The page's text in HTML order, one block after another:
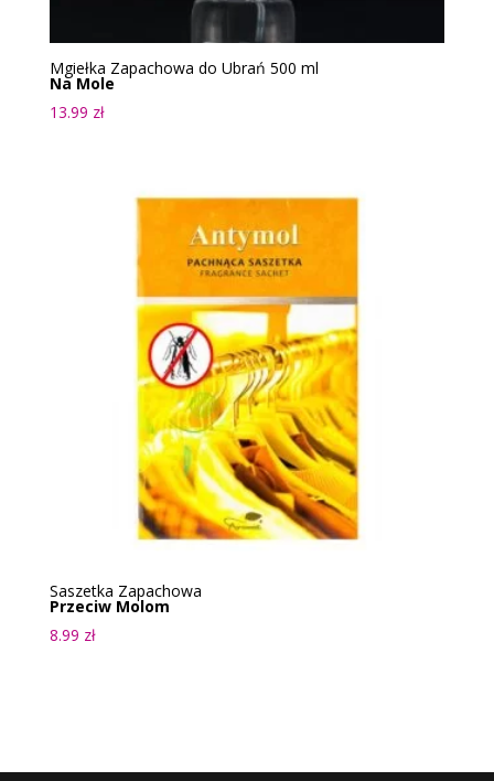
Mgiełka Zapachowa do Ubrań 500 ml
Na Mole
13.99 zł
Saszetka Zapachowa
Przeciw Molom
8.99 zł